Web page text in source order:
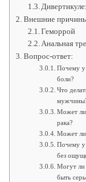
Внешние причины
Геморрой
Анальная
Вопрос-ответ:
Почему у
боли?
Что
Может ли
рака?
Может ли
Почему у
без
Могут ли
быть